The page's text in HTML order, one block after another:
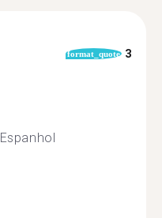
format_quote 3
Espanhol